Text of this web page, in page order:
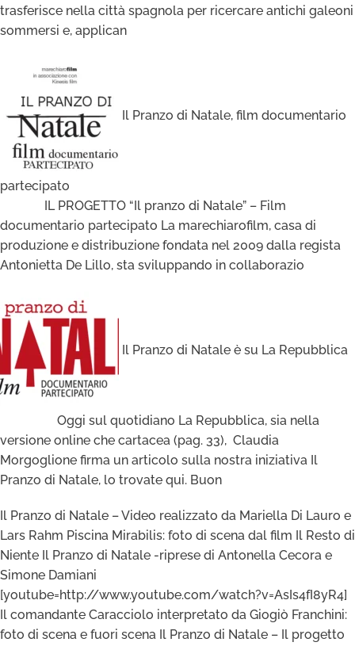
trasferisce nella città spagnola per ricercare antichi galeoni
sommersi e, applican
Il Pranzo di Natale, film documentario
partecipato
IL PROGETTO “Il pranzo di Natale” – Film
documentario partecipato La marechiarofilm, casa di
produzione e distribuzione fondata nel 2009 dalla regista
Antonietta De Lillo, sta sviluppando in collaborazio
Il Pranzo di Natale è su La Repubblica
Oggi sul quotidiano La Repubblica, sia nella
versione online che cartacea (pag. 33), Claudia
Morgoglione firma un articolo sulla nostra iniziativa Il
Pranzo di Natale, lo trovate qui. Buon
Il Pranzo di Natale – Video realizzato da Mariella Di Lauro e
Lars Rahm Piscina Mirabilis: foto di scena dal film Il Resto di
Niente Il Pranzo di Natale -riprese di Antonella Cecora e
Simone Damiani
[youtube=http://www.youtube.com/watch?v=AsIs4fI8yR4]
Il comandante Caracciolo interpretato da Giogiò Franchini:
foto di scena e fuori scena Il Pranzo di Natale – Il progetto